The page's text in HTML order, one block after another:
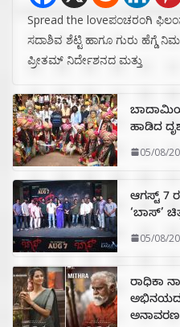
Spread the loveಪಂಚರಂಗಿ
ಸದಾಶಿವ ಶೆಟ್ಟಿ ಹಾಗೂ ಗುರು ಹೆಗ್ಡೆ
ಪ್ರೀತಮ್ ನಿರ್ದೇಶನದ ಮತ್ತು
ಹಾಡಿದ
05/08/
ಆಗಸ್ಟ್ 7
‘ಬಾಸ್’
05/08/
ರಾಧಿಕಾ
ಅಭಿನಯದ
ಅನಾವರಣ